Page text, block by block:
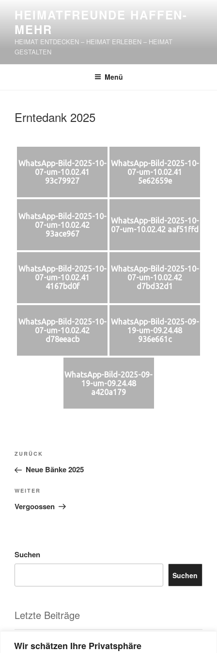
Wir schätzen Ihre Privatsphäre
springen
HEIMATFREUNDE HAFFEN-
MEHR
HEIMAT ENTDECKEN – HEIMAT ERLEBEN – HEIMAT
GESTALTEN
Menü
Erntedank 2025
WhatsApp-Bild-2025-10-
07-um-10.02.41
93c79927
WhatsApp-Bild-2025-10-
07-um-10.02.41
5e62659e
WhatsApp-Bild-2025-10-
07-um-10.02.42
93ace967
WhatsApp-Bild-2025-10-
07-um-10.02.42 aaf51ffd
WhatsApp-Bild-2025-10-
07-um-10.02.41
4167bd0f
WhatsApp-Bild-2025-10-
07-um-10.02.42
d7bd32d1
WhatsApp-Bild-2025-10-
07-um-10.02.42
d78eeacb
WhatsApp-Bild-2025-09-
19-um-09.24.48
936e661c
WhatsApp-Bild-2025-09-
19-um-09.24.48
a420a179
Beitrags-
Vorheriger
Beitrag
ZURÜCK
Neue Bänke 2025
Nächster
Beitrag
WEITER
Vergoossen
Suchen
Suchen
Letzte Beiträge